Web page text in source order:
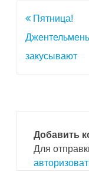
Навигация
по
записям
Пятница!
закусывают
Добавить
Для